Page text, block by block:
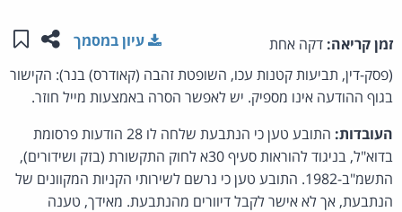
זמן קריאה: דקה אחת שתפו
עיון במסמך
(פסק-דין, תביעות קטנות עכו, השופטת זהבה (קאודרס) בנר): הקישור
בגוף ההודעה אינו מספיק. יש לאפשר הסרה באמצעות מייל חוזר.
העובדות:
התובע טען כי הנתבעת שלחה לו 28 הודעות פרסומת
בדוא"ל, בניגוד להוראות סעיף 30א לחוק התקשורת (בזק ושידורים),
התשמ"ב-1982. התובע טען כי נרשם לשירותי הקניות המקוונים של
הנתבעת, אך לא אישר לקבל דיוורים מהנתבעת. מאידך, טענה